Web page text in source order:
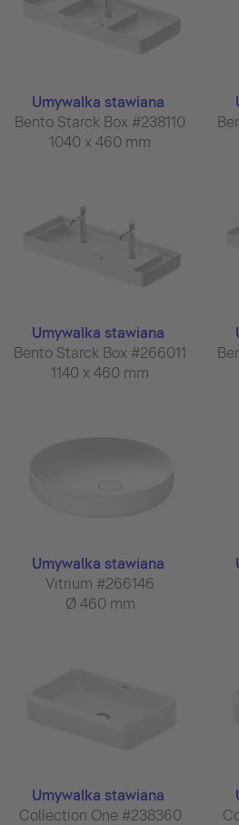
Umywalka stawiana
Bento Starck Box #238110
1040 x 460 mm
Umywalka stawiana
Bento Starck Box #266011
1140 x 460 mm
Umywalka stawiana
Vitrium #266146
Ø 460 mm
Umywalka stawiana
Collection One #238360